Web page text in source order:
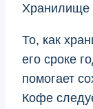
Хранилище
То, как
его сроке
помогает
Кофе